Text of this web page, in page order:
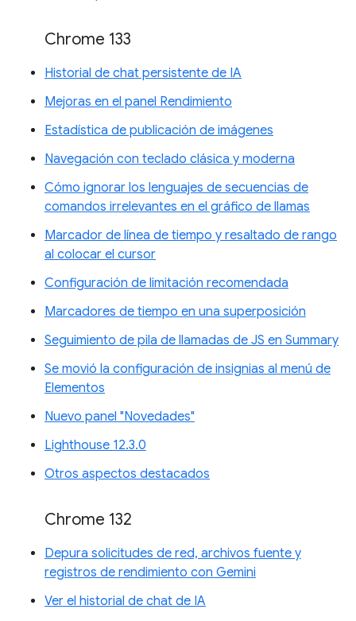
Chrome 133
Historial de chat persistente de IA
Mejoras en el panel Rendimiento
Estadística de publicación de imágenes
Navegación con teclado clásica y moderna
Cómo ignorar los lenguajes de secuencias de
comandos irrelevantes en el gráfico de llamas
Marcador de línea de tiempo y resaltado de rango
al colocar el cursor
Configuración de limitación recomendada
Marcadores de tiempo en una superposición
Seguimiento de pila de llamadas de JS en Summary
Se movió la configuración de insignias al menú de
Elementos
Nuevo panel "Novedades"
Lighthouse 12.3.0
Otros aspectos destacados
Chrome 132
Depura solicitudes de red, archivos fuente y
registros de rendimiento con Gemini
Ver el historial de chat de IA